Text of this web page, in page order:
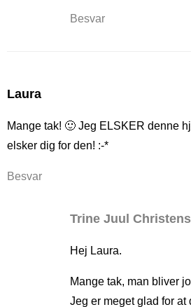
Besvar
Laura
Mange tak! 🙂 Jeg ELSKER denne
elsker dig for den! :-*
Besvar
Trine Juul
Hej Laura.
Mange tak, man bliver
Jeg er meget glad for at